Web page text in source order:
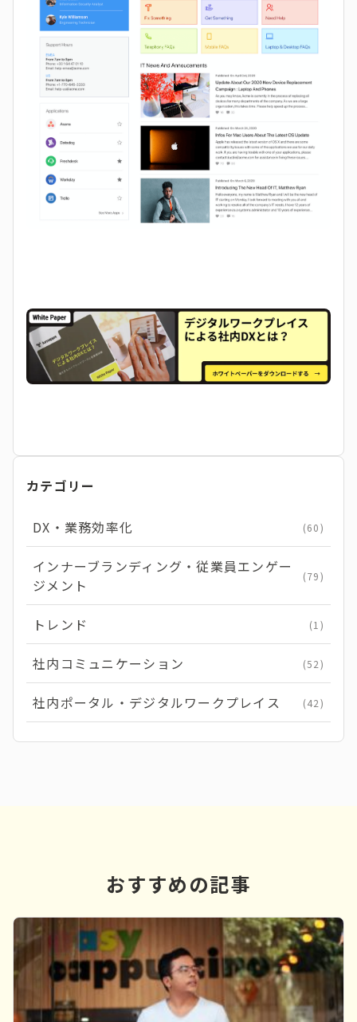
カテゴリー
DX・業務効率化 (60)
インナーブランディング・従業員エンゲー
ジメント
(79)
トレンド (1)
社内コミュニケーション (52)
社内ポータル・デジタルワークプレイス (42)
おすすめの記事